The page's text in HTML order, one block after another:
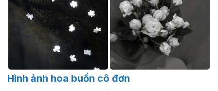
Hình ảnh hoa buồn cô đơn